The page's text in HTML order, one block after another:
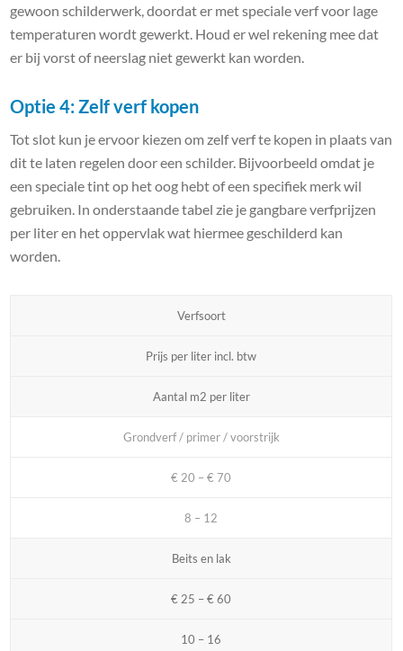
gewoon schilderwerk, doordat er met speciale verf voor lage
temperaturen wordt gewerkt. Houd er wel rekening mee dat
er bij vorst of neerslag niet gewerkt kan worden.
Optie 4: Zelf verf kopen
Tot slot kun je ervoor kiezen om zelf verf te kopen in plaats van
dit te laten regelen door een schilder. Bijvoorbeeld omdat je
een speciale tint op het oog hebt of een specifiek merk wil
gebruiken. In onderstaande tabel zie je gangbare verfprijzen
per liter en het oppervlak wat hiermee geschilderd kan
worden.
Verfsoort
Prijs per liter incl. btw
Aantal m2 per liter
Grondverf / primer / voorstrijk
€ 20 – € 70
8 – 12
Beits en lak
€ 25 – € 60
10 – 16